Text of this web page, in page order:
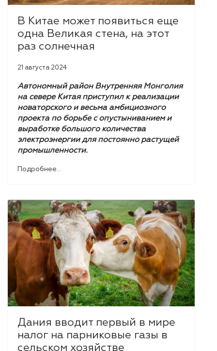
В Китае может появиться еще
одна Великая стена, на этот
раз солнечная
21 августа 2024
Автономный район Внутренняя Монголия
на севере Китая приступил к реализации
новаторского и весьма амбициозного
проекта по борьбе с опустыниванием и
выработке большого количества
электроэнергии для постоянно растущей
промышленности.
Подробнее...
Дания вводит первый в мире
налог на парниковые газы в
сельском хозяйстве